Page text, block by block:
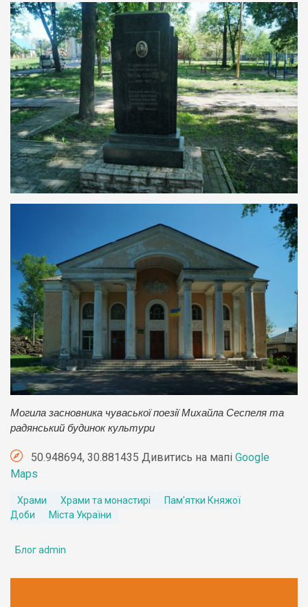
Могила засновника чуваської поезії Михайла Сеспеля та
радянський будинок культури
50.948694, 30.881435 Дивитись на мапі Google
Maps
Храми Храми та монастирі
Пам'ятки Княжої
Доби
Міста України
Блог admin